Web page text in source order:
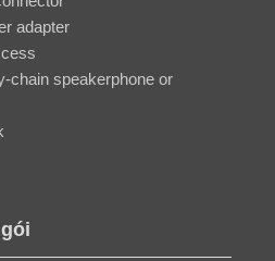
adapter
chain speakerphone or